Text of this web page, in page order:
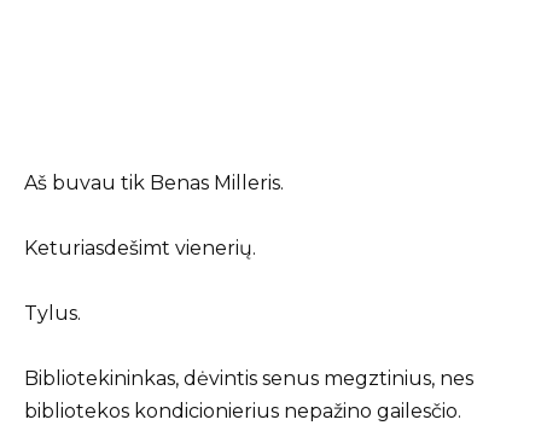
Aš buvau tik Benas Milleris.
Keturiasdešimt vienerių.
Tylus.
Bibliotekininkas, dėvintis senus megztinius, nes
bibliotekos kondicionierius nepažino gailesčio.